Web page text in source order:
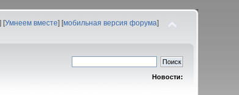
] [Умнеем вместе] [мобильная версия форума]
Новости: